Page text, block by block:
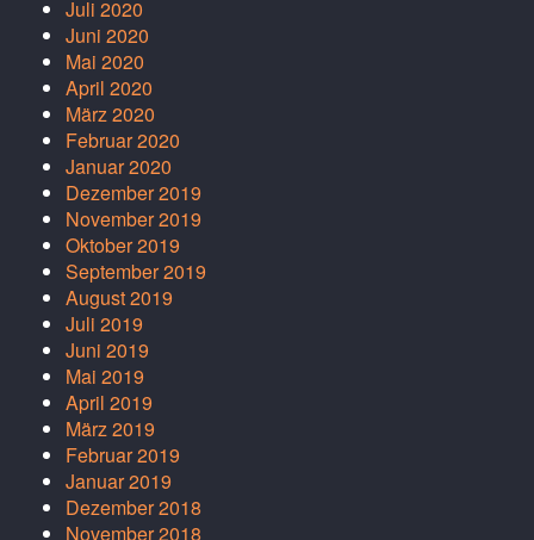
Juli 2020
Juni 2020
Mai 2020
April 2020
März 2020
Februar 2020
Januar 2020
Dezember 2019
November 2019
Oktober 2019
September 2019
August 2019
Juli 2019
Juni 2019
Mai 2019
April 2019
März 2019
Februar 2019
Januar 2019
Dezember 2018
November 2018